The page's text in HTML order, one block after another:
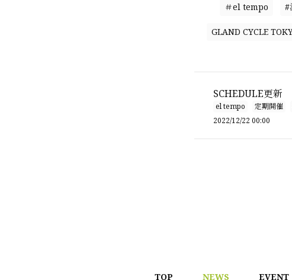
＃el tempo #
GLAND CYCLE
SCHEDULE更新
el tempo 定期開催
2022/12/22 00:00
TOP NEWS EVENT